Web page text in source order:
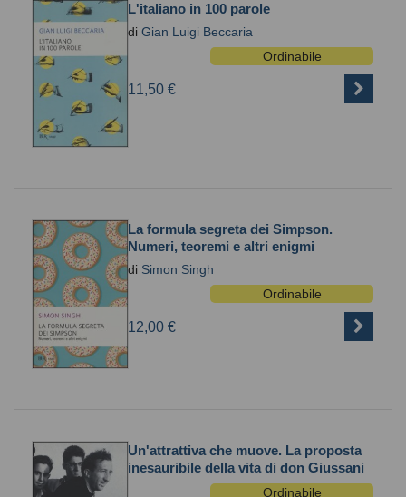
L'italiano in 100 parole
di Gian Luigi Beccaria
Ordinabile
11,50 €
La formula segreta dei Simpson.
Numeri, teoremi e altri enigmi
di Simon Singh
Ordinabile
12,00 €
Un'attrattiva che muove. La proposta
inesauribile della vita di don Giussani
Ordinabile